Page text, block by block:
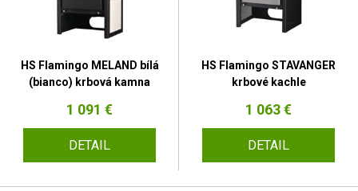
HS Flamingo MELAND bílá
(bianco) krbová kamna
1 091 €
DETAIL
HS Flamingo STAVANGER
krbové kachle
1 063 €
DETAIL